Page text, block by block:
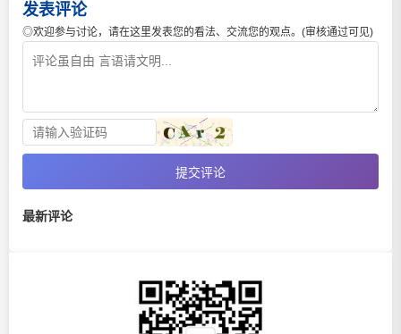
发表评论
◎欢迎参与讨论，请在这里发表您的看法、交流您的观点。(审核通过可见)
提交评论
最新评论